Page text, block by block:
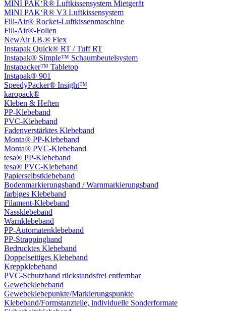
MINI PAK‘R® Luftkissensystem Mietgerät
MINI PAK‘R® V3 Luftkissensystem
Fill-Air® Rocket-Luftkissenmaschine
Fill-Air®-Folien
NewAir I.B.® Flex
Instapak Quick® RT / Tuff RT
Instapak® Simple™ Schaumbeutelsystem
Instapacker™ Tabletop
Instapak® 901
SpeedyPacker® Insight™
karopack®
Kleben & Heften
PP-Klebeband
PVC-Klebeband
Fadenverstärktes Klebeband
Monta® PP-Klebeband
Monta® PVC-Klebeband
tesa® PP-Klebeband
tesa® PVC-Klebeband
Papierselbstklebeband
Bodenmarkierungsband / Warnmarkierungsband
farbiges Klebeband
Filament-Klebeband
Nassklebeband
Warnklebeband
PP-Automatenklebeband
PP-Strappingband
Bedrucktes Klebeband
Doppelseitiges Klebeband
Kreppklebeband
PVC-Schutzband rückstandsfrei entfernbar
Gewebeklebeband
Gewebeklebepunkte/Markierungspunkte
Klebeband/Formstanzteile, individuelle Sonderformate